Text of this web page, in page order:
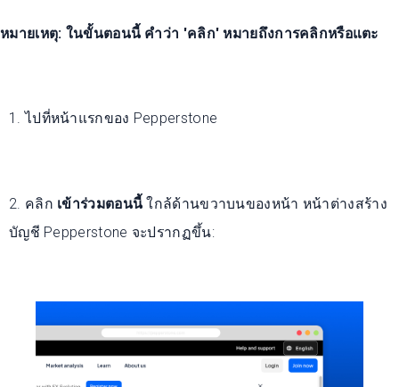
หมายเหตุ: ในขั้นตอนนี้ คำว่า 'คลิก' หมายถึงการคลิกหรือแตะ
1. ไปที่หน้าแรกของ Pepperstone
2. คลิก เข้าร่วมตอนนี้ ใกล้ด้านขวาบนของหน้า หน้าต่างสร้าง
บัญชี Pepperstone จะปรากฏขึ้น: